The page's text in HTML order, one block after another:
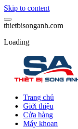
Skip to content
thietbisonganh.com
Loading
Trang chủ
Giới thiệu
Cửa hàng
Máy khoan